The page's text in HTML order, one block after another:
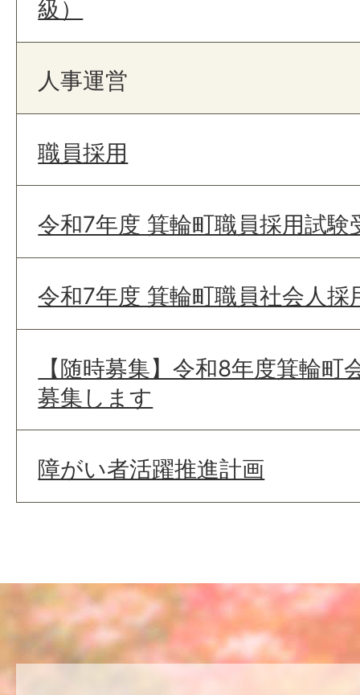
級）
人事運営
職員採用
令和7年度 箕輪町職員採用試験
令和7年度 箕輪町職員社会人採
【随時募集】令和8年度箕輪町
募集します
障がい者活躍推進計画